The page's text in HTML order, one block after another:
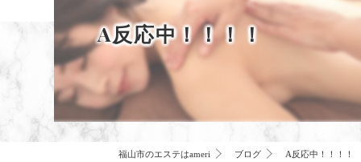
A反応中！！！！
福山市のエステはameri ブログ A反応中！！！！